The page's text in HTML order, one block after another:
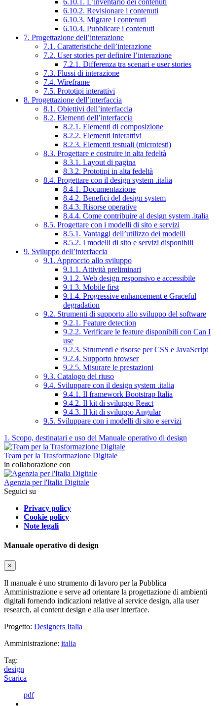
6.10.2. Revisionare i contenuti
6.10.3. Migrare i contenuti
6.10.4. Pubblicare i contenuti
7. Progettazione dell’interazione
7.1. Caratteristiche dell’interazione
7.2. User stories per definire l’interazione
7.2.1. Differenza tra scenari e user stories
7.3. Flussi di interazione
7.4. Wireframe
7.5. Prototipi interattivi
8. Progettazione dell’interfaccia
8.1. Obiettivi dell’interfaccia
8.2. Elementi dell’interfaccia
8.2.1. Elementi di composizione
8.2.2. Elementi interattivi
8.2.3. Elementi testuali (microtesti)
8.3. Progettare e costruire in alta fedeltà
8.3.1. Layout di pagina
8.3.2. Prototipi in alta fedeltà
8.4. Progettare con il design system .italia
8.4.1. Documentazione
8.4.2. Benefici del design system
8.4.3. Risorse operative
8.4.4. Come contribuire al design system .italia
8.5. Progettare con i modelli di sito e servizi
8.5.1. Vantaggi dell’utilizzo dei modelli
8.5.2. I modelli di sito e servizi disponibili
9. Sviluppo dell’interfaccia
9.1. Approccio allo sviluppo
9.1.1. Attività preliminari
9.1.2. Web design responsivo e accessibile
9.1.3. Mobile first
9.1.4. Progressive enhancement e Graceful
degradation
9.2. Strumenti di supporto allo sviluppo del software
9.2.1. Feature detection
9.2.2. Verificare le feature disponibili con Can I
use
9.2.3. Strumenti e risorse per CSS e JavaScript
9.2.4. Supporto browser
9.2.5. Misurare le prestazioni
9.3. Catalogo del riuso
9.4. Sviluppare con il design system .italia
9.4.1. Il framework Bootstrap Italia
9.4.2. Il kit di sviluppo React
9.4.3. Il kit di sviluppo Angular
9.5. Sviluppare con i modelli di sito e servizi
1. Scopo, destinatari e uso del Manuale operativo di design
Team per la Trasformazione Digitale
in collaborazione con
Agenzia per l'Italia Digitale
Seguici su
Privacy policy
Cookie policy
Note legali
Manuale operativo di design
×
Il manuale è uno strumento di lavoro per la Pubblica
Amministrazione e serve ad orientare la progettazione di ambienti
digitali fornendo indicazioni relative al service design, alla user
research, al content design e alla user interface.
Progetto: Designers Italia
Amministrazione: italia
Tag:
design
Scarica
pdf